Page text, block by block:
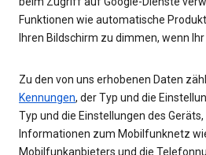
Funktionen wie automatische
Ihren Bildschirm zu dimmen, wenn
Zu den von uns erhobenen Daten
Kennungen, der Typ und die
Typ und die Einstellungen des
Informationen zum Mobilfunknetz
Mobilfunkanbieters und die